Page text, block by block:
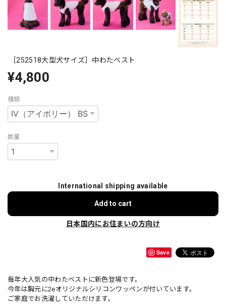
［252518大型犬サイズ］中わたベスト
¥4,800
種類
数量
International shipping available
Add to cart
日本国内にお住まいの方向け
Save
毎年大人気の中わたベストに新色登場です。
今年は胸元に2eオリジナルシリコンワッペンが付いています。
ご家庭でお洗濯していただけます。